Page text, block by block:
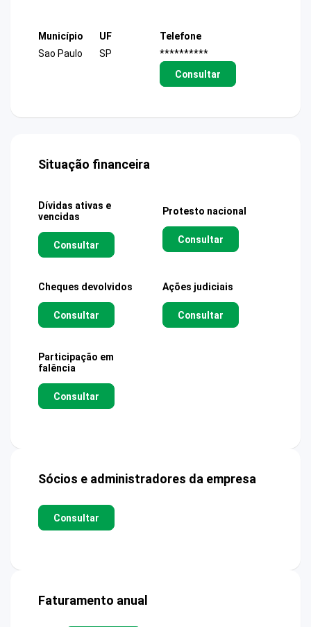
Município
Sao Paulo
UF
SP
Telefone
**********
Consultar
Situação financeira
Dívidas ativas e
vencidas
Consultar
Protesto nacional
Consultar
Cheques devolvidos
Consultar
Ações judiciais
Consultar
Participação em
falência
Consultar
Sócios e administradores da empresa
Consultar
Faturamento anual